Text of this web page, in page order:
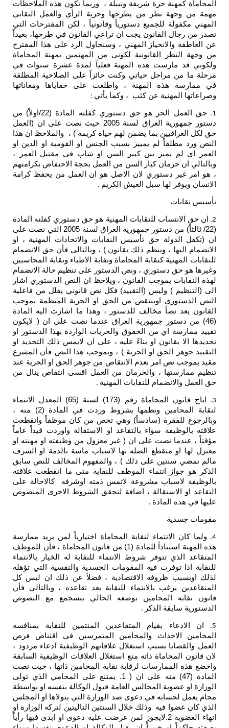
المحاماة كمهنة حرة شريفة ونبيلة ، وربما تكون هذه الملاحظات
مهمة من وجهة نظر من يطرحها وحرية الرأي والعمل النقابي
المهني مكفولة للجميع دستورياً وقانونياً ، لكن المقترحات التي
تصدر من رجال القانون يجب ان تراعي القانون في طرحها، بعيداً
عن العاطفة والانحياز المهني ، وسنحاول الرد على هذا المقترح
من وجهة النظر القانونية لكوني من المهتمين بمهنة المحاماة
ولكوني قد مارست هذه المهنة فعلياً لمدة عشرة سنوات في
مرحلة ما من مراحل حياتي وكنت حائزاً على الصلاحية المطلقة
في ممارسة هذه المهنة ، واطلعت على خفاياها ومعاناتها
وصراعاتها المهنية عن كثب ، وكما يأتي :
1.
حق العمل الحر هو حق دستوري كفلته المادة (22/اولاً) من
دستور جمهورية العراق لسنة 2005 حيث نصت على ان (العمل
حق لكل العراقيين بما يضمن لهم حياة كريمة ) ، والملاحظ ان هذا
النص ورد مطلقاً لم يمييز بسبب الجنس او القومية او الدين او
العمر اي لم يميز بين كبير السن او شاب في مقتبل العمر ،
وبالتالي ان حرمان كبار السن من العمل بحجة الاحتفاض بكرامتهم
، هو امر غير دستوري لان الاصل هو ان العمل من يحفظ كرامة
الانسان ويوفر لها سبل العيش الكريم .
تأسيس نقابات
2.
ان حق الانتساب للنقابات المهنية هو حق دستوري كفلته المادة
(22/ ثالثاً) من دستور جمهورية العراق لسنة 2005 التي نصت على
ان (تكفل الدولة حق تأسيس النقابات والاتحادات المهنية ، او
الانضمام اليها ، وينظم ذلك بقانون ) ، وبالتالي فأن حق الانضمام
للنقابات المهنية كنقابة المحاماة ونقابة الاطباء ونقابة المحاسبين
وغيرها هو حق دستوري ، ونص الدستور على تنظيم حالة الانضمام
لهذه النقابات بموجب القانون ، ويلاحظ ان النص الدستوري اشار
الى (التنظيم ) وليس (التقييد) فكل نص قانوني يقلل من فاعلية
النص الدستوري اوينتقص من الحق او الحرية المنظمة بموجب
القانون يعد نصاً مخالف للدستور ، وهذا ما اشارت اليه المادة
(46) من دستور جمهورية العراق عندما نصت على ان ( لايكون
تقييد ممارسة اي من الحقوق والحريات الواردة بهذا الدستور او
تحديدها الا بقانون او بناءً عليه ، على ان لايمس ذلك التحديد او
التقييد جوهر الحق او الحرية ) ، وبموجب هذا النص فأن المشرع
مقيد بموجب نص امر بعدم الانتقاص من جوهر الحق او الحرية عند
تنظيم ممارستها ، والحرمان من العمل اقسى انتقاص ينال من
حق العمل والانضمام للنقابات المهنية .
3.
اباح قانون المحاماة رقم (173) لسنة (65) المعدل الانتماء
لنقابة المحامين ونظمها بشروط وردت في المادة (2) منه ،
وبالرجوع للفقرة (سادساً) وهي تخص من كان موظفاً وانقطعت
علاقته بالوظيفة سواء بالتقاعد او الاستقالة واوردت قيداً عاماً
مؤقتاً ، عندما نصت على ان ( غير معزول من وظيفته او مهنته او
معتزل لها او منقطع الصله بها لاسباب ماسة بالذمة او الشرف
مالم تمضي سنتين على ذلك ) ، والمفهوم المخالف للنص سابق
الذكر هو جواز انتماء الموظف للنقابة متى ما انقطعت علاقته
بالوظيفة لاسباب مشروعة لاتمس ذمته اوشرفه كالاحالة على
التقاعد او الاستقالة ، اضافة لتحقق الشروط الاخرى المنصوص
عليها في هذه المادة .
مقومات جسدية
4.
ولما كان الانتماء لنقابة المحاماة اختيارياً لمن يريد ممارسة
هذه المهنة استناداً للمادة (1) من قانون المحاماة ، فأن للموظف
المتقاعد الذي تتوفر شروط الانتماء للنقابة له الخيار بالانتماء
للنقابة اذا توفرت فيه المقومات الجسدية والنفسية التي تؤهله
لذلك اوبسبب ظروفه الاقتصادية ، فضلاً عن ذلك ان ليس كل
المتقاعدين يرغب بالانتماء للنقابة بعد تقاعده ، وبالتالي فأن
قانون نقابه المحامين بوضعه الحالي ينسجمع مع النصوص
الدستورية سابقة الذكر .
5.
ان الادعاء بقيام المتقاعدين المنتمين للنقابة بمنافسه
المحامين الاحداث والمحامين المتمرسين في اقتناص فرص
العمل والقضايا بسبب استغلال علاقاتهم الوظيفية ادعاء مردود ،
لان قانون المحاماة ذاته منع استغلال العلاقات الوظيفية السابقة
واخضع هذه الممارسات لرقابة نقابة المحامين ذاتها ، حيث نصت
المادة (47) منه على ان ( 1. يمتنع على المحامي الذي تولى
الوزارة او عضوية المجالس العامة قبول الوكالة بنفسه او بواسطة
محام يعمل لحسابه في دعوى ضد الوزارة التي يتولاها او المجلس
الذي كان عضوا فيه وذلك خلال السنتين التاليتين لتركه الوزاره او
انهاء العضوية 2.لايجوز لمن عرضت عليه دعوى او ابدى فيها رأياً